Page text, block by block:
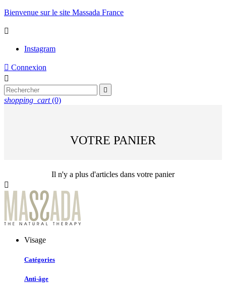
Bienvenue sur le site Massada France

Instagram
 Connexion


shopping_cart (0)
VOTRE PANIER
Il n'y a plus d'articles dans votre panier

Visage
Catégories
Anti-âge